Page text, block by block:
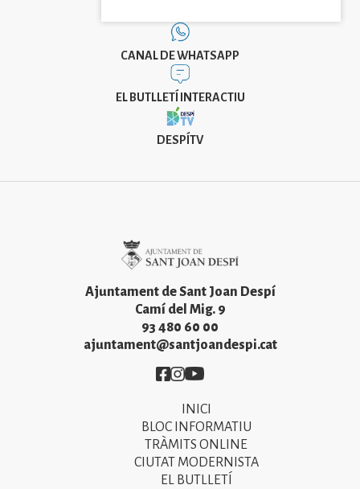
CANAL DE WHATSAPP
EL BUTLLETÍ INTERACTIU
DESPÍTV
Ajuntament de Sant Joan Despí
Camí del Mig. 9
93 480 60 00
ajuntament@santjoandespi.cat
Imatge
Imatge
Imatge
INICI
BLOC INFORMATIU
TRÀMITS ONLINE
CIUTAT MODERNISTA
EL BUTLLETÍ